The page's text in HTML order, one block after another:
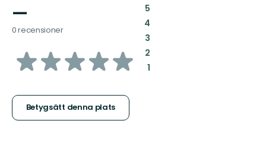
—
0 recensioner
av
stjärnor
Betygsätt denna plats
5:
4:
3:
2:
1: